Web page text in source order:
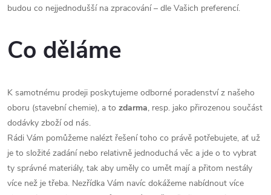
budou co nejjednodušší na zpracování – dle Vašich preferencí.
Co děláme
K samotnému prodeji poskytujeme odborné poradenství z našeho
oboru (stavební chemie), a to zdarma, resp. jako přirozenou součást
dodávky zboží od nás.
Rádi Vám pomůžeme nalézt řešení toho co právě potřebujete, ať už
je to složité zadání nebo relativně jednoduchá věc a jde o to vybrat
ty správné materiály, tak aby uměly co umět mají a přitom nestály
více než je třeba. Nezřídka Vám navíc dokážeme nabídnout více